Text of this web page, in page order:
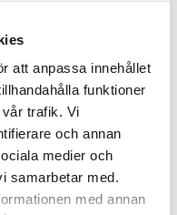
att anpassa innehållet
funktioner
trafik. Vi
och annan
medier och
samarbetar med.
med annan
ditt betyg